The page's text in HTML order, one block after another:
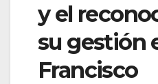
y el
su gestión
Francisco